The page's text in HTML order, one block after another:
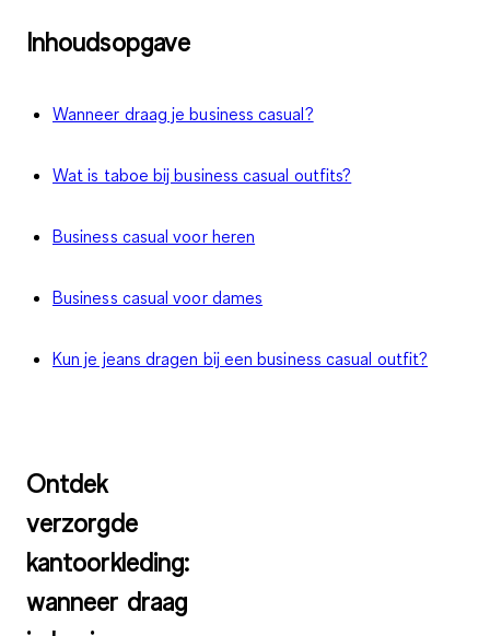
Inhoudsopgave
Wanneer draag je business casual?
Wat is taboe bij business casual outfits?
Business casual voor heren
Business casual voor dames
Kun je jeans dragen bij een business casual outfit?
Ontdek
verzorgde
kantoorkleding:
wanneer draag